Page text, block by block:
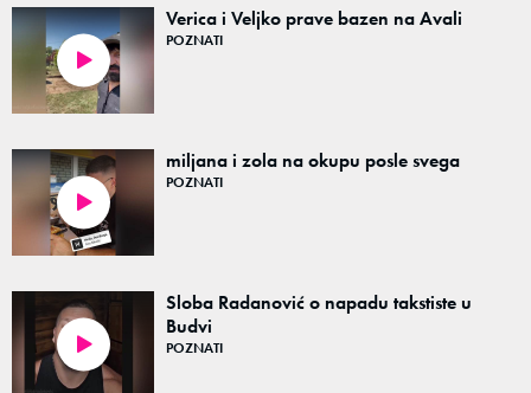
Verica i Veljko prave bazen na Avali
POZNATI
miljana i zola na okupu posle svega
POZNATI
Sloba Radanović o napadu takstiste u
Budvi
POZNATI